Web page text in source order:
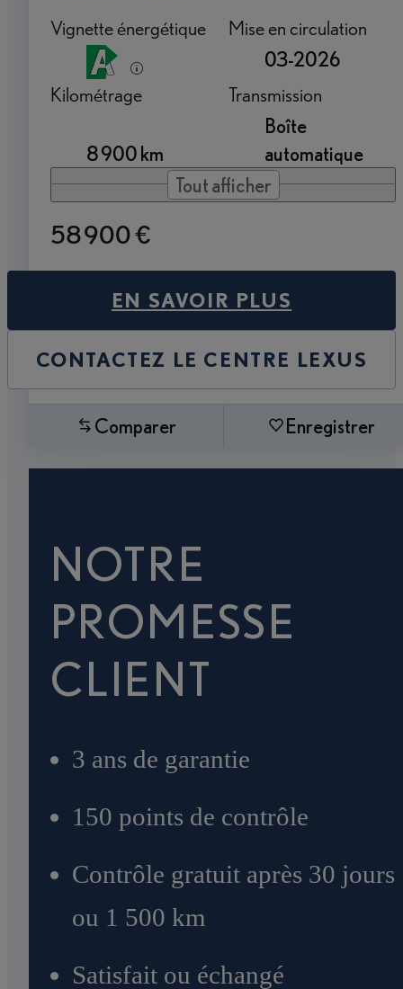
Vignette énergétique
Mise en circulation
03-2026
Kilométrage
8 900 km
Transmission
Boîte
automatique
Tout afficher
58 900 €
EN SAVOIR PLUS
CONTACTEZ LE CENTRE LEXUS
Comparer Enregistrer
NOTRE
PROMESSE
CLIENT
3 ans de garantie
150 points de contrôle
Contrôle gratuit après 30 jours
ou 1 500 km
Satisfait ou échangé